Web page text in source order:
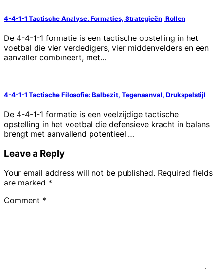
4-4-1-1 Tactische Analyse: Formaties, Strategieën, Rollen
De 4-4-1-1 formatie is een tactische opstelling in het
voetbal die vier verdedigers, vier middenvelders en een
aanvaller combineert, met…
4-4-1-1 Tactische Filosofie: Balbezit, Tegenaanval, Drukspelstijl
De 4-4-1-1 formatie is een veelzijdige tactische
opstelling in het voetbal die defensieve kracht in balans
brengt met aanvallend potentieel,…
Leave a Reply
Your email address will not be published. Required fields
are marked *
Comment *